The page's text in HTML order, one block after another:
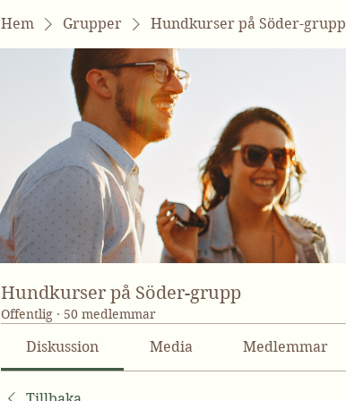
Hem Grupper Hundkurser på Söder-grupp
Hundkurser på Söder-grupp
Offentlig · 50 medlemmar
Diskussion Media Medlemmar